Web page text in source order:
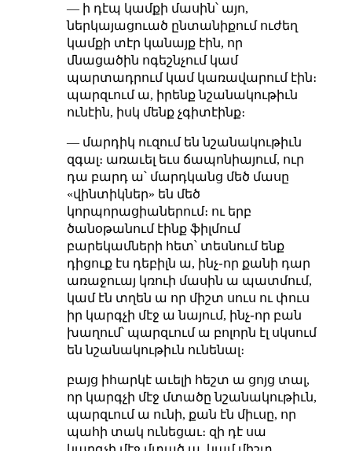
— ի դէպ կամքի մասին՝ այո,
ներկայացուած ընտանիքում ուժեղ
կամքի տէր կանայք էին, որ
մնացածին ոգեշնչում կամ
պարտադրում կամ կառավարում էին։
պարզւում ա, իրենք նշանակութիւն
ունէին, իսկ մենք չգիտէինք։
— մարդիկ ուզում են նշանակութիւն
զգալ։ առաւել եւս ճապոնիայում, ուր
դա բարդ ա՝ մարդկանց մեծ մասը
«վինտիկներ» են մեծ
կորպորացիաներում։ ու երբ
ծանօթանում էինք ֆիլմում
բարեկամների հետ՝ տեսնում ենք
դիցուք էս դեբիլն ա, ինչ֊որ քանի դար
առաջուայ կռուի մասին ա պատմում,
կամ էն տղեն ա որ միշտ սուս ու փուս
իր կարգչի մէջ ա նայում, ինչ֊որ բան
խաղում՝ պարզւում ա բոլորն էլ սկսում
են նշանակութիւն ունենալ։
բայց իհարկէ աւելի հեշտ ա ցոյց տալ,
որ կարգչի մէջ մտածը նշանակութիւն,
պարզւում ա ունի, քան էն միւսը, որ
պահի տակ ունեցաւ։ զի դէ սա